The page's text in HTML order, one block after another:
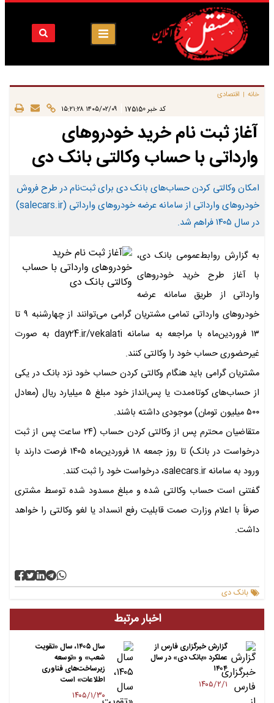
خانه | اقتصادی
کد خبر 175150 ۱۴۰۵/۰۲/۰۹ ۱۵:۲۱:۲۸
آغاز ثبت نام خرید خودروهای
وارداتی با حساب وکالتی بانک دی
امکان وکالتی کردن حساب‌های بانک دی برای ثبت‌نام در طرح فروش
خودروهای وارداتی از سامانه عرضه خودروهای وارداتی (salecars.ir)
در سال ۱۴۰۵ فراهم شد.
به گزارش روابط‌عمومی بانک دی،
با آغاز طرح خرید خودروهای
وارداتی از طریق سامانه عرضه
خودروهای وارداتی تمامی مشتریان گرامی می‌توانند از چهارشنبه ۹ تا
۱۳ فروردین‌ماه با مراجعه به سامانه day24.ir/vekalati به صورت
غیرحضوری حساب خود را وکالتی کنند.
مشتریان گرامی باید هنگام وکالتی کردن حساب خود نزد بانک در یکی
از حساب‌های کوتاه‌مدت یا پس‌انداز خود مبلغ ۵ میلیارد ریال (معادل
۵۰۰ میلیون تومان) موجودی داشته باشند.
متقاضیان محترم پس از وکالتی کردن حساب (۲۴ ساعت پس از ثبت
درخواست در بانک) تا روز جمعه ۱۸ فروردین‌ماه ۱۴۰۵ فرصت دارند با
ورود به سامانه salecars.ir، درخواست خود را ثبت کنند.
گفتنی است حساب وکالتی شده و مبلغ مسدود شده توسط مشتری
صرفاً با اعلام وزارت صمت قابلیت رفع انسداد یا لغو وکالتی را خواهد
داشت.
بانک دی
اخبار مرتبط
گزارش خبرگزاری فارس از
عملکرد «بانک دی» در سال
۱۴۰۴
۱۴۰۵/۲/۱
سال ۱۴۰۵، سال «تقویت
شعب» و «توسعه
زیرساخت‌های فناوری
اطلاعات» است
۱۴۰۵/۱/۳۰